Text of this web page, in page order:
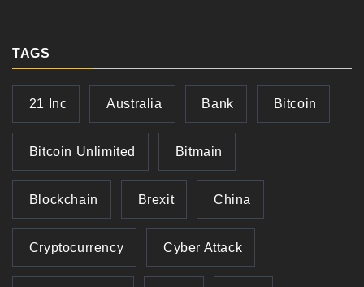
TAGS
21 Inc Australia Bank Bitcoin
Bitcoin Unlimited Bitmain
Blockchain Brexit China
Cryptocurrency Cyber Attack